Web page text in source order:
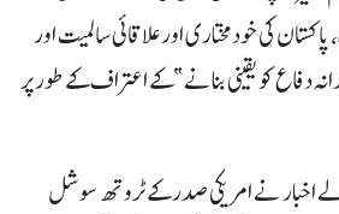
کی خودمختاری اور علاقائی سالمیت اور
دفاع کو یقینی بنانے”کے اعتراف کے طور پر
اخبار نے امریکی صدر کے ٹروتھ سوشل